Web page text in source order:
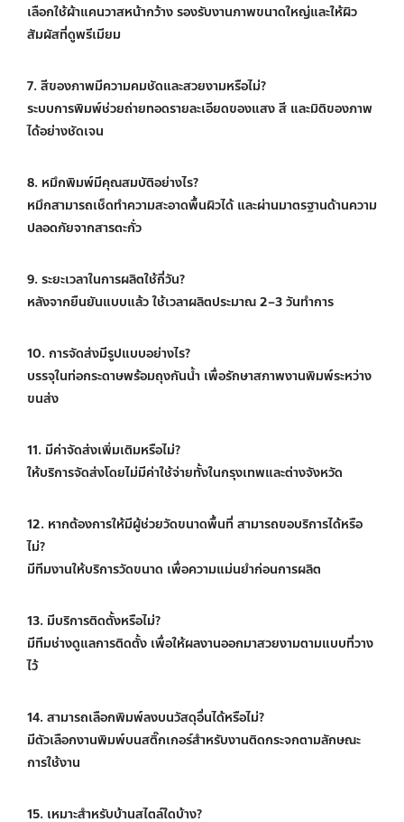
เลือกใช้ผ้าแคนวาสหน้ากว้าง รองรับงานภาพขนาดใหญ่และให้ผิว
สัมผัสที่ดูพรีเมียม
7. สีของภาพมีความคมชัดและสวยงามหรือไม่?
ระบบการพิมพ์ช่วยถ่ายทอดรายละเอียดของแสง สี และมิติของภาพ
ได้อย่างชัดเจน
8. หมึกพิมพ์มีคุณสมบัติอย่างไร?
หมึกสามารถเช็ดทำความสะอาดพื้นผิวได้ และผ่านมาตรฐานด้านความ
ปลอดภัยจากสารตะกั่ว
9. ระยะเวลาในการผลิตใช้กี่วัน?
หลังจากยืนยันแบบแล้ว ใช้เวลาผลิตประมาณ 2–3 วันทำการ
10. การจัดส่งมีรูปแบบอย่างไร?
บรรจุในท่อกระดาษพร้อมถุงกันน้ำ เพื่อรักษาสภาพงานพิมพ์ระหว่าง
ขนส่ง
11. มีค่าจัดส่งเพิ่มเติมหรือไม่?
ให้บริการจัดส่งโดยไม่มีค่าใช้จ่ายทั้งในกรุงเทพและต่างจังหวัด
12. หากต้องการให้มีผู้ช่วยวัดขนาดพื้นที่ สามารถขอบริการได้หรือ
ไม่?
มีทีมงานให้บริการวัดขนาด เพื่อความแม่นยำก่อนการผลิต
13. มีบริการติดตั้งหรือไม่?
มีทีมช่างดูแลการติดตั้ง เพื่อให้ผลงานออกมาสวยงามตามแบบที่วาง
ไว้
14. สามารถเลือกพิมพ์ลงบนวัสดุอื่นได้หรือไม่?
มีตัวเลือกงานพิมพ์บนสติ๊กเกอร์สำหรับงานติดกระจกตามลักษณะ
การใช้งาน
15. เหมาะสำหรับบ้านสไตล์ใดบ้าง?